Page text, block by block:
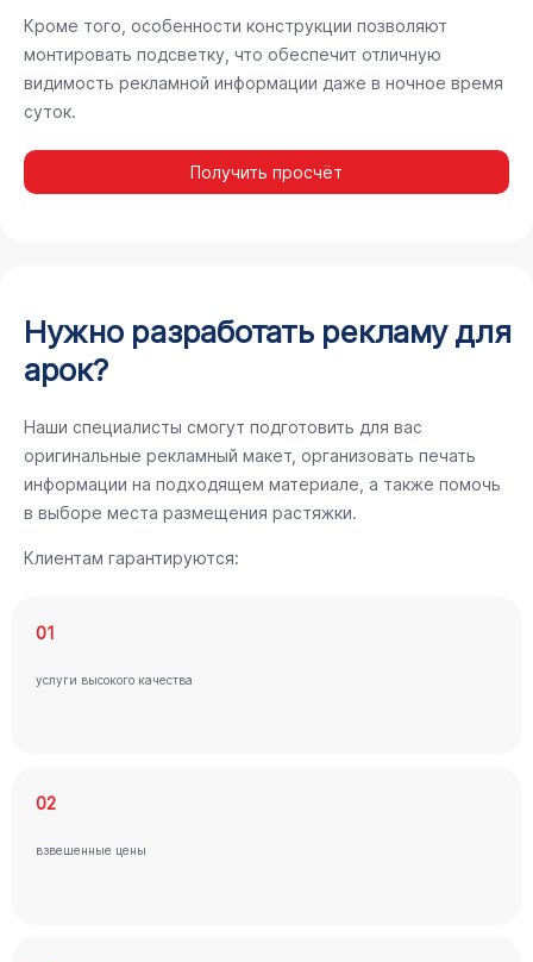
Кроме того, особенности конструкции позволяют
монтировать подсветку, что обеспечит отличную
видимость рекламной информации даже в ночное время
суток.
Получить просчёт
Нужно разработать рекламу для
арок?
Наши специалисты смогут подготовить для вас
оригинальные рекламный макет, организовать печать
информации на подходящем материале, а также помочь
в выборе места размещения растяжки.
Клиентам гарантируются:
01
услуги высокого качества
02
взвешенные цены